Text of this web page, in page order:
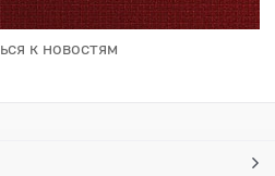
к новостям